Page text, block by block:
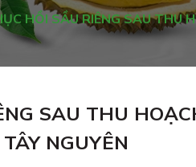
HỒI SẦU RIÊNG SAU THU
SAU THU
NGUYÊN